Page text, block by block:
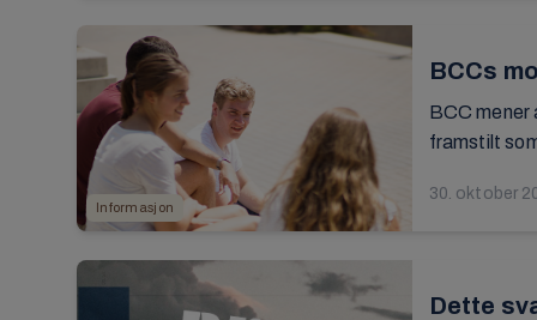
Informasjon
BCCs
BCC mener
framstilt
30. oktober
Dette